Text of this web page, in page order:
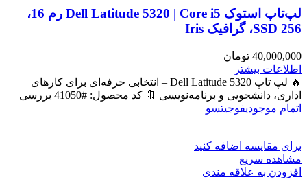
لپ‌تاپ استوک Dell Latitude 5320 | Core i5 رم 16،
SSD 256، گرافیک Iris
40,000,000 تومان
اطلاعات بیشتر
🔥 لپ تاپ Dell Latitude 5320 – انتخابی حرفه‌ای برای کارهای
اداری، دانشجویی و برنامه‌نویسی 🔖 کد محصول: #41050 بررسی
اتمام موجودیفوجیتسو
برای مقایسه اضافه کنید
مشاهده سریع
افزودن به علاقه مندی